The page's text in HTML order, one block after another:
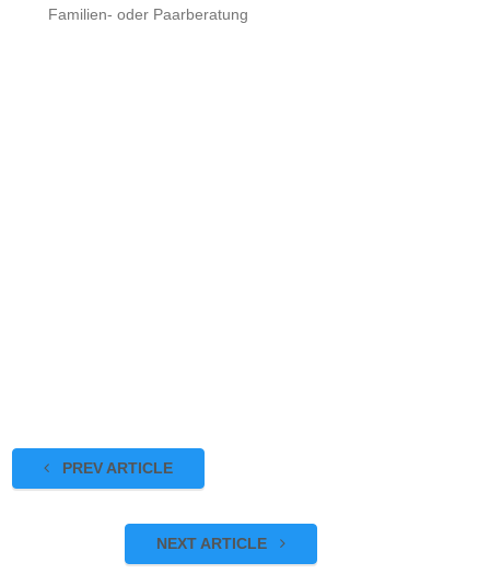
Familien- oder Paarberatung
PREV ARTICLE
NEXT ARTICLE